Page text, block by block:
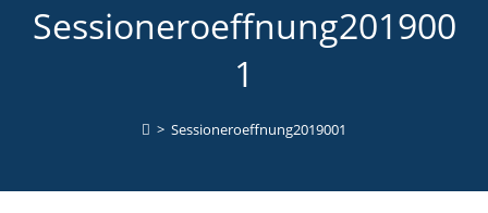
Sessioneroeffnung201900
1
> Sessioneroeffnung2019001